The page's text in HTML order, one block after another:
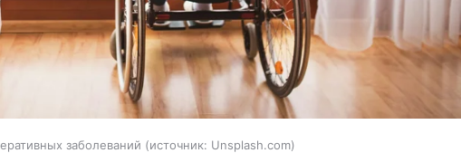
заболеваний источник: Unsplash.com